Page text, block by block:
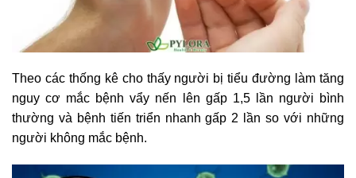
Theo các thống kê cho thấy người bị tiểu đường làm tăng
nguy cơ mắc bệnh vẩy nến lên gấp 1,5 lần người bình
thường và bệnh tiến triển nhanh gấp 2 lần so với những
người không mắc bệnh.